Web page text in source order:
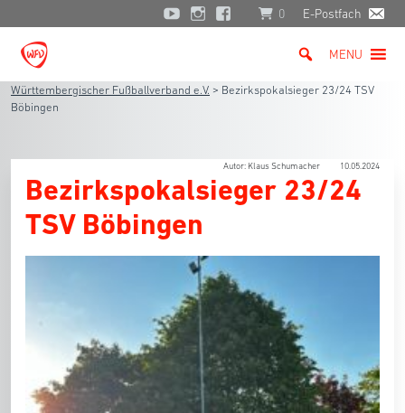
0 E-Postfach
MENU
Württembergischer Fußballverband e.V. > Bezirkspokalsieger 23/24 TSV
Böbingen
Autor: Klaus Schumacher 10.05.2024
Bezirkspokalsieger 23/24
TSV Böbingen